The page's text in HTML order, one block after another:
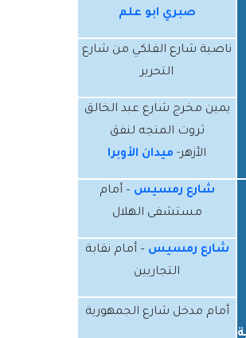
صبري ابو علم
ناصية شارع الفلكي من شارع
التحرير
يمين مخرج شارع عبد الخالق
ثروت المتجه لنفق
الأزهر- ميدان الأوبرا
شارع رمسيس – أمام
مستشفى الهلال
شارع رمسيس – أمام نقابة
التجاريين
أمام مدخل شارع الجمهورية